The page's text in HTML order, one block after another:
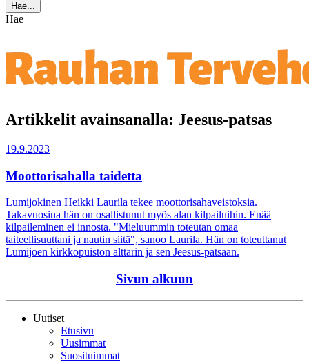
Hae...
Hae
Artikkelit avainsanalla: Jeesus-patsas
19.9.2023
Moottorisahalla taidetta
Lumijokinen Heikki Laurila tekee moottorisahaveistoksia.
Takavuosina hän on osallistunut myös alan kilpailuihin. Enää
kilpaileminen ei innosta. "Mieluummin toteutan omaa
taiteellisuuttani ja nautin siitä", sanoo Laurila. Hän on toteuttanut
Lumijoen kirkkopuiston alttarin ja sen Jeesus-patsaan.
Sivun alkuun
Uutiset
Etusivu
Uusimmat
Suosituimmat